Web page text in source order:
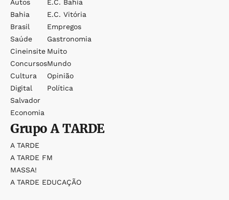
Autos
Bahia
Brasil
Saúde
Cineinsite
Concursos
Cultura
Digital
Salvador
Economia
E.c. Bahia
E.c. Vitória
Empregos
Gastronomia
Muito
Mundo
Opinião
Política
GrupoA TARDE
A TARDE
A TARDE FM
MASSA!
A TARDE EDUCAÇÃO